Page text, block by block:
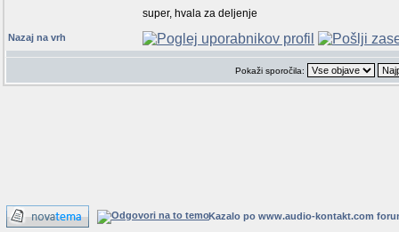
super, hvala za deljenje
Nazaj na vrh
Pokaži sporočila:
Kazalo po www.audio-kontakt.com